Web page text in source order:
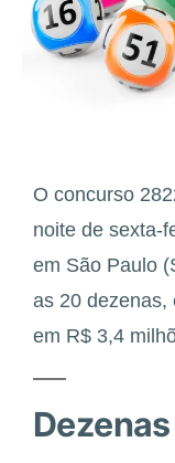
O concurso
noite de sexta-
em São Paulo
as 20 dezenas,
em R$ 3,4